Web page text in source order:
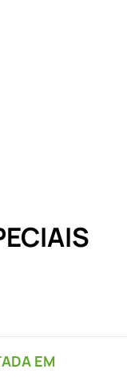
EM